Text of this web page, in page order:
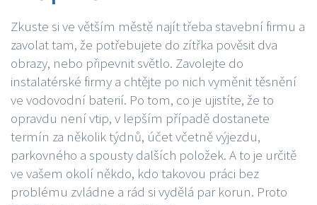
Zkuste si ve větším městě najít třeba stavební firmu a
zavolat tam, že potřebujete do zítřka pověsit dva
obrazy, nebo připevnit světlo. Zavolejte do
instalatérské firmy a chtějte po nich vyměnit těsnění
ve vodovodní baterií. Po tom, co je ujistíte, že to
opravdu není vtip, v lepším případě dostanete
termín za několik týdnů, účet včetně výjezdu,
parkovného a spousty dalších položek. A to je určitě
ve vašem okolí někdo, kdo takovou práci bez
problému zvládne a rád si vydělá par korun. Proto